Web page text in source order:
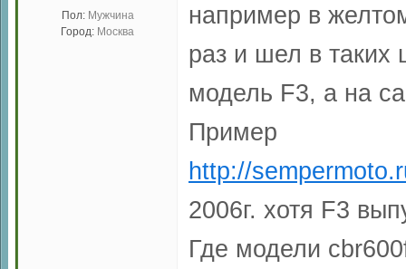
Пол: Мужчина
Город: Москва
например в
раз и шел в таких
модель F3, а на
Пример
http://
2006г. хотя F3
Где модели